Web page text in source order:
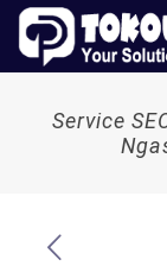
Service